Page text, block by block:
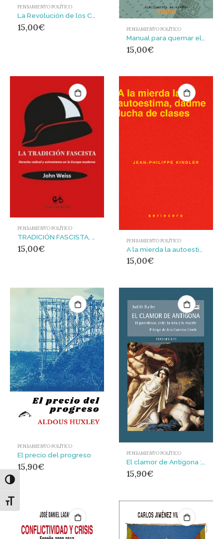
Alternar alto contraste
Alternar tamaño de letra
PENSAMIENTO POLÍTICO
15,00€ PENSAMIENTO POLÍTICO
15,00€
PENSAMIENTO POLÍTICO
15,00€
PENSAMIENTO POLÍTICO
15,00€
PENSAMIENTO POLÍTICO
El precio del progreso
15,90€
PENSAMIENTO POLÍTICO
El clamor de Antígona : El parentesco, entre la vida y la muerte
15,90€